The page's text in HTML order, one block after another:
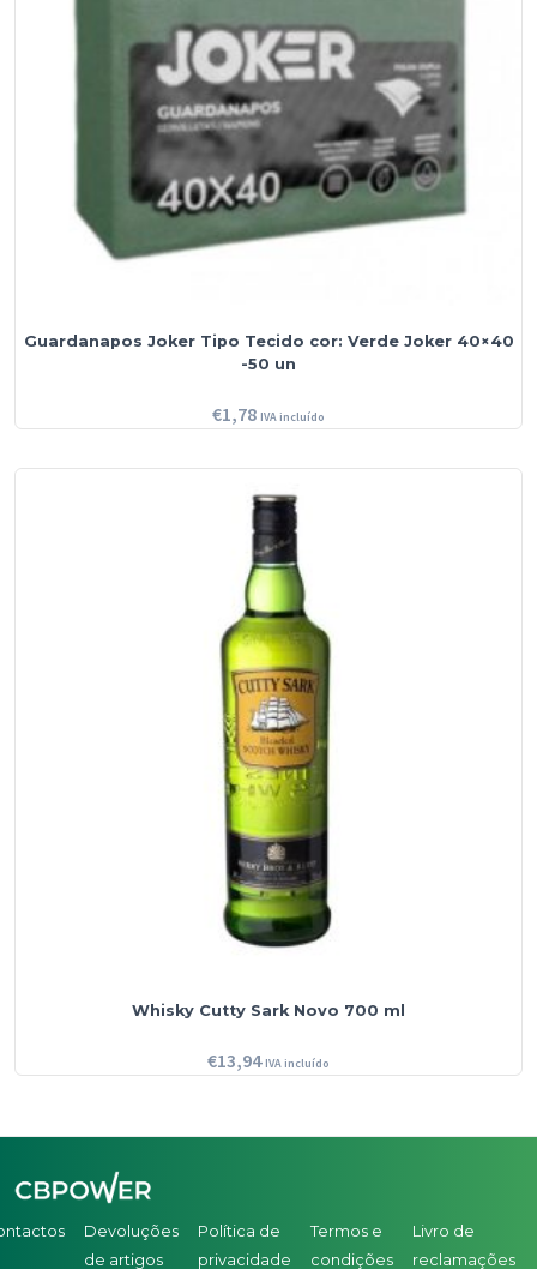
Guardanapos Joker Tipo Tecido cor: Verde Joker 40×40
-50 un
€1,78 IVA incluído
Whisky Cutty Sark Novo 700 ml
€13,94 IVA incluído
Devoluções
de artigos
Política de
privacidade
Termos e
condições
Livro de
reclamações